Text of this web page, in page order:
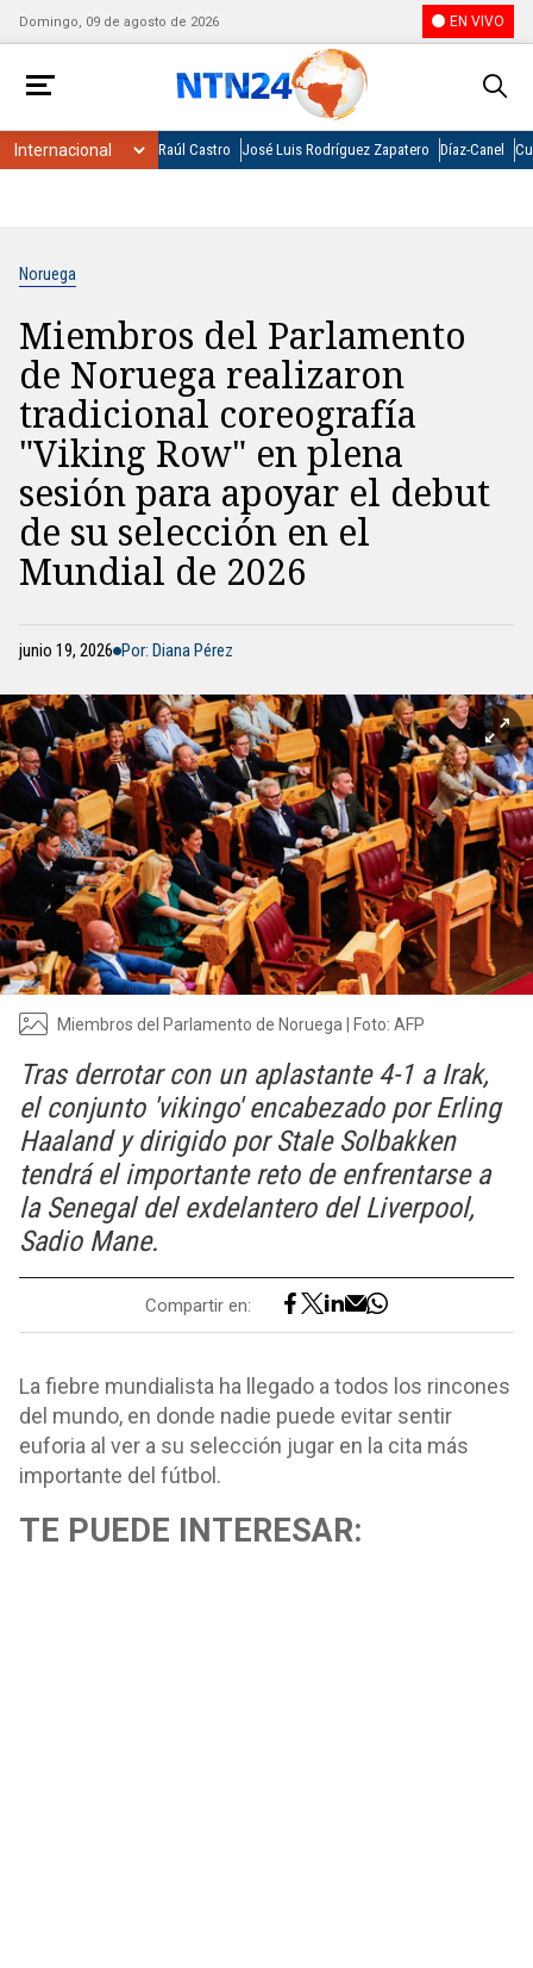
Domingo, 09 de agosto de 2026 EN VIVO
Raúl Castro José Luis Rodríguez Zapatero Díaz-Canel
Noruega
Miembros del Parlamento
de Noruega realizaron
tradicional coreografía
"Viking Row" en plena
sesión para apoyar el debut
de su selección en el
Mundial de 2026
junio 19, 2026 Por: Diana Pérez
Miembros del Parlamento de Noruega | Foto: AFP
Tras derrotar con un aplastante 4-1 a Irak,
el conjunto 'vikingo' encabezado por Erling
Haaland y dirigido por Stale Solbakken
tendrá el importante reto de enfrentarse a
la Senegal del exdelantero del Liverpool,
Sadio Mane.
Compartir en:
La fiebre mundialista ha llegado a todos los rincones
del mundo, en donde nadie puede evitar sentir
euforia al ver a su selección jugar en la cita más
importante del fútbol.
TE PUEDE INTERESAR: